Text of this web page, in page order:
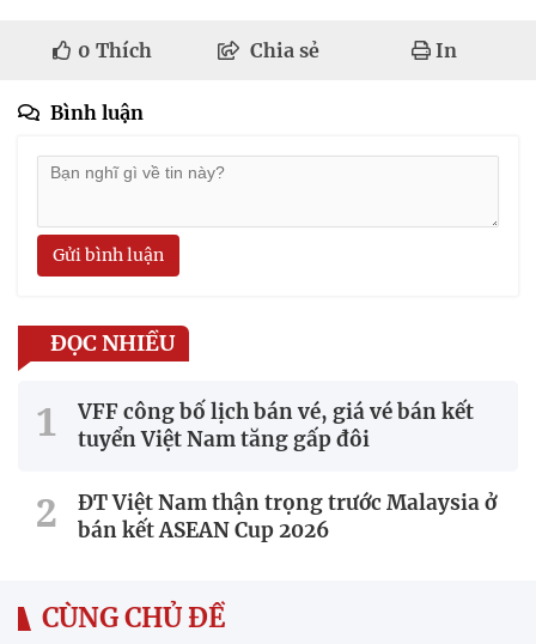
0 Thích Chia sẻ In
Bình luận
Gửi bình luận
ĐỌC NHIỀU
VFF công bố lịch bán vé, giá vé bán kết
tuyển Việt Nam tăng gấp đôi
ĐT Việt Nam thận trọng trước Malaysia ở
bán kết ASEAN Cup 2026
CÙNG CHỦ ĐỀ